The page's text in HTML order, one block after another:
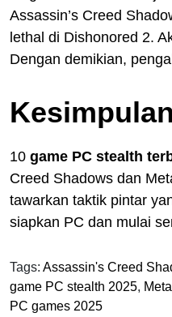
Assassin’s Creed
lethal di Dishonored 2.
Dengan demikian,
Kesimpulan
10 game PC stealth
Creed Shadows dan
tawarkan taktik pintar
siapkan PC dan mulai
Tags: Assassin's Creed
game PC stealth 2025,
PC games 2025